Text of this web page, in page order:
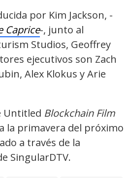
por Kim Jackson, -
Caprice-, junto al
Studios, Geoffrey
ejecutivos son Zach
Alex Klokus y Arie
Untitled Blockchain Film
la primavera del próximo
a través de la
SingularDTV.